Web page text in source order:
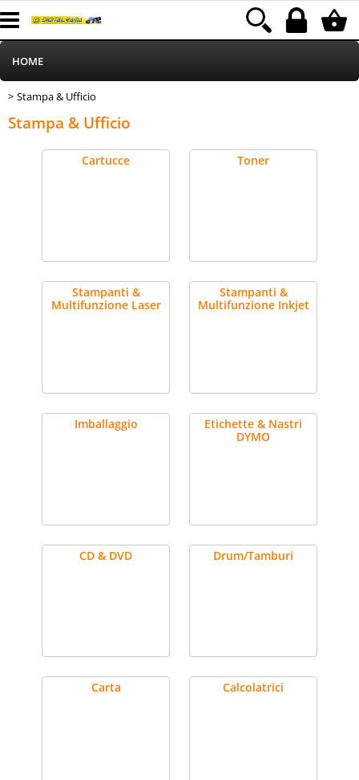
Category: HOME
HOME
Informatica
Elettrodomestici
Alimentazione
Stampa & Ufficio
Stampa & Ufficio
Cartucce Toner
Stampanti &
Multifunzione Laser
Stampanti &
Multifunzione Inkjet
Imballaggio
Etichette & Nastri
DYMO
CD & DVD Drum/Tamburi
Carta Calcolatrici